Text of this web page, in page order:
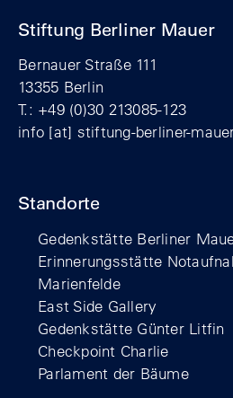
Stiftung Berliner Mauer
Bernauer Straße 111
13355 Berlin
T.: +49 (0)30 213085-123
info [at] stiftung-berliner-
Standorte
Gedenkstätte Berliner
Erinnerungsstätte
Marienfelde
East Side Gallery
Gedenkstätte Günter Litfin
Checkpoint Charlie
Parlament der Bäume